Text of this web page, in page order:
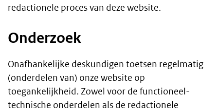
redactionele proces van deze website.
Onderzoek
Onafhankelijke deskundigen toetsen regelmatig
(onderdelen van) onze website op
toegankelijkheid. Zowel voor de functioneel-
technische onderdelen als de redactionele